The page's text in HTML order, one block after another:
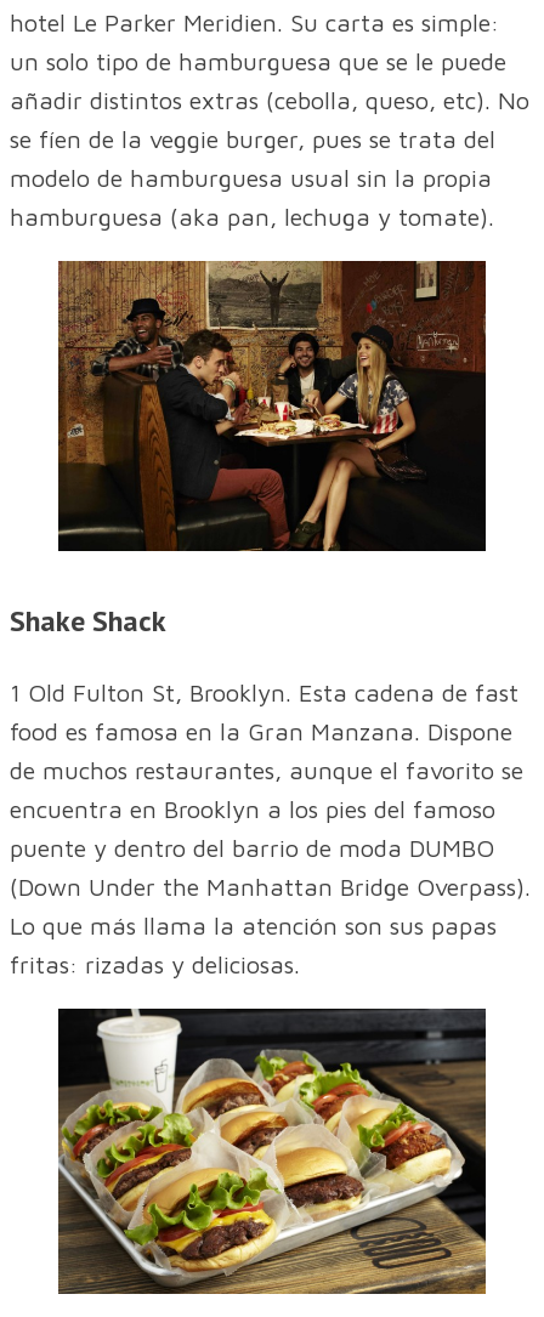
hotel Le Parker Meridien. Su carta es simple:
un solo tipo de hamburguesa que se le puede
añadir distintos extras (cebolla, queso, etc). No
se fíen de la veggie burger, pues se trata del
modelo de hamburguesa usual sin la propia
hamburguesa (aka pan, lechuga y tomate).
Shake Shack
1 Old Fulton St, Brooklyn. Esta cadena de fast
food es famosa en la Gran Manzana. Dispone
de muchos restaurantes, aunque el favorito se
encuentra en Brooklyn a los pies del famoso
puente y dentro del barrio de moda DUMBO
(Down Under the Manhattan Bridge Overpass).
Lo que más llama la atención son sus papas
fritas: rizadas y deliciosas.